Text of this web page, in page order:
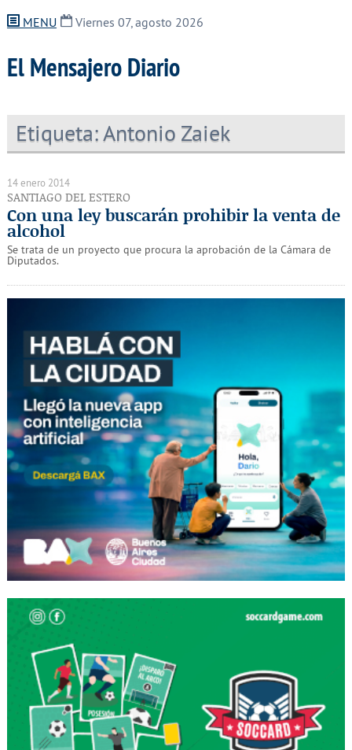
MENU Viernes 07, agosto 2026
El Mensajero Diario
Etiqueta:Antonio Zaiek
14 enero 2014
SANTIAGO DEL ESTERO
Con una ley buscarán prohibir la venta de
alcohol
Se trata de un proyecto que procura la aprobación de la Cámara de
Diputados.